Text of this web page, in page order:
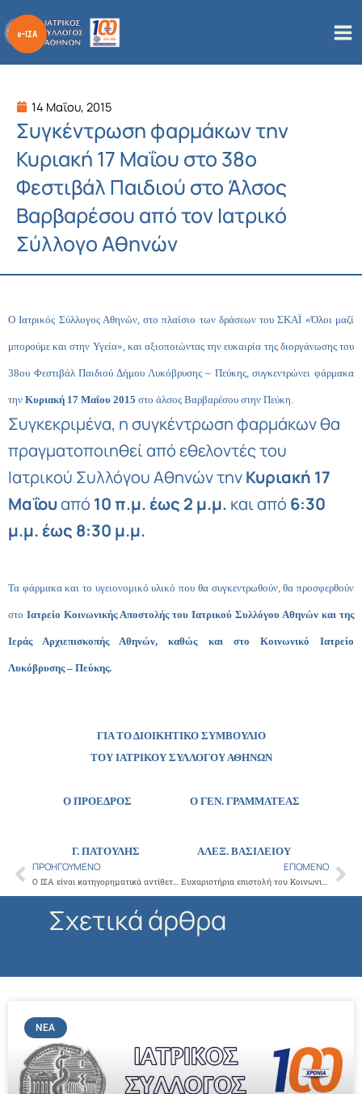
στο
περιεχόμενο
14 Μαΐου, 2015
Συγκέντρωση φαρμάκων την
Κυριακή 17 Μαΐου στο 38ο
Φεστιβάλ Παιδιού στο Άλσος
Βαρβαρέσου από τον Ιατρικό
Σύλλογο Αθηνών
Ο Ιατρικός Σύλλογος Αθηνών, στο πλαίσιο των δράσεων του ΣΚΑΪ «Όλοι μαζί
μπορούμε και στην Υγεία», και αξιοποιώντας την ευκαιρία της διοργάνωσης του
38ου Φεστιβάλ Παιδιού Δήμου Λυκόβρυσης – Πεύκης, συγκεντρώνει φάρμακα
την Κυριακή 17 Μαΐου 2015 στο άλσος Βαρβαρέσου στην Πεύκη.
Συγκεκριμένα, η συγκέντρωση φαρμάκων θα
πραγματοποιηθεί από εθελοντές του
Ιατρικού Συλλόγου Αθηνών τηνΚυριακή 17
Μαΐουαπό 10 π.μ. έως 2 μ.μ. και από 6:30
μ.μ. έως 8:30 μ.μ.
Τα φάρμακα και το υγειονομικό υλικό που θα συγκεντρωθούν, θα προσφερθούν
στο Ιατρείο Κοινωνικής Αποστολής του Ιατρικού Συλλόγου Αθηνών και της
Ιεράς Αρχιεπισκοπής Αθηνών, καθώς και στο Κοινωνικό Ιατρείο
Λυκόβρυσης – Πεύκης.
ΓΙΑ ΤΟ ΔΙΟΙΚΗΤΙΚΟ ΣΥΜΒΟΥΛΙΟ
ΤΟΥ ΙΑΤΡΙΚΟΥ ΣΥΛΛΟΓΟΥ ΑΘΗΝΩΝ
Ο ΠΡΟΕΔΡΟΣ Ο ΓΕΝ. ΓΡΑΜΜΑΤΕΑΣ
Γ. ΠΑΤΟΥΛΗΣ ΑΛΕΞ. ΒΑΣΙΛΕΙΟΥ
Prev
ΠΡΟΗΓΟΎΜΕΝΟ
Ο ΙΣΑ είναι κατηγορηματικά αντίθετος στη νομιμοποίηση της κάνναβης
ΕΠΌΜΕΝΟ
Ευχαριστήρια επιστολή του Κοινωνικού Φαρμακείου Δήμου Κρωπίας προς τον Ιατρικό Σύλλογο Αθηνών
Σχετικά άρθρα
ΝΈΑ